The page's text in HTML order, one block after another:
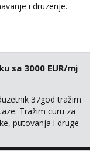
i druzenje.
sa 3000 EUR/mj
37god tražim
Tražim curu za
putovanja i druge
zgodna i atraktivna